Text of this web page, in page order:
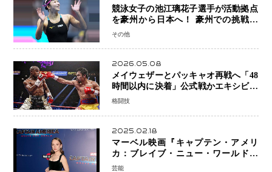
競泳女子の池江璃花子選手が活動拠点
を豪州から日本へ！ 豪州での挑戦を
糧に、28年ロサンゼルス五輪へ再始動
その他
2026.05.08
メイウェザーとパッキャオ再戦へ「48
時間以内に決着」公式戦かエキシビシ
ョンか混迷続く
格闘技
2025.02.18
マーベル映画『キャプテン・アメリ
カ：ブレイブ・ニュー・ワールド』
新ブラック・ウィドウ役のシラ・ハー
芸能